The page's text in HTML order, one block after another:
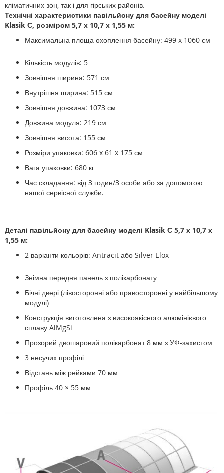
кліматичних зон, так і для гірських районів.
Технічні характеристики павільйону для басейну моделі
Klasik С, розміром 5,7 х 10,7 х 1,55 м:
Максимальна площа охоплення басейну: 499 x 1060 см
Кількість модулів: 5
Зовнішня ширина: 571 см
Внутрішня ширина: 515 см
Зовнішня довжина: 1073 см
Довжина модуля: 219 см
Зовнішня висота: 155 см
Розміри упаковки: 606 x 61 x 175 см
Вага упаковки: 680 кг
Час складання: від 3 годин/3 особи або за допомогою
нашої сервісної служби.
Деталі павільйону для басейну моделі Klasik С 5,7 х 10,7 х
1,55 м:
2 варіанти кольорів: Antracit або Silver Elox
Знімна передня панель з полікарбонату
Бічні двері (лівосторонні або правосторонні у найбільшому
модулі)
Конструкція виготовлена ​​з високоякісного алюмінієвого
сплаву AlMgSi
Прозорий двошаровий полікарбонат 8 мм з УФ-захистом
3 несучих профілі
Відстань між рейками 70 мм
Профіль 40 × 55 мм